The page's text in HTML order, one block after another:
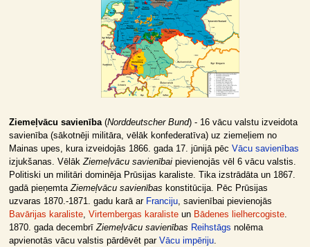
Ziemeļvācu savienība(Norddeutscher Bund) - 16 vācu valstu izveidota
savienība (sākotnēji militāra, vēlāk konfederatīva) uz ziemeļiem no
Mainas upes, kura izveidojās 1866. gada 17. jūnijā pēc Vācu savienības
izjukšanas. VēlākZiemeļvācu savienībaipievienojās vēl 6 vācu valstis.
Politiski un militāri dominēja Prūsijas karaliste. Tika izstrādāta un 1867.
gadā pieņemtaZiemeļvācu savienības konstitūcija. Pēc Prūsijas
uzvaras 1870.-1871. gadu karā ar Franciju, savienībai pievienojās
Bavārijas karaliste, Virtembergas karalisteun Bādenes lielhercogiste.
1870. gada decembrīZiemeļvācu savienības Reihstāgs nolēma
apvienotās vācu valstis pārdēvēt par Vācu impēriju.